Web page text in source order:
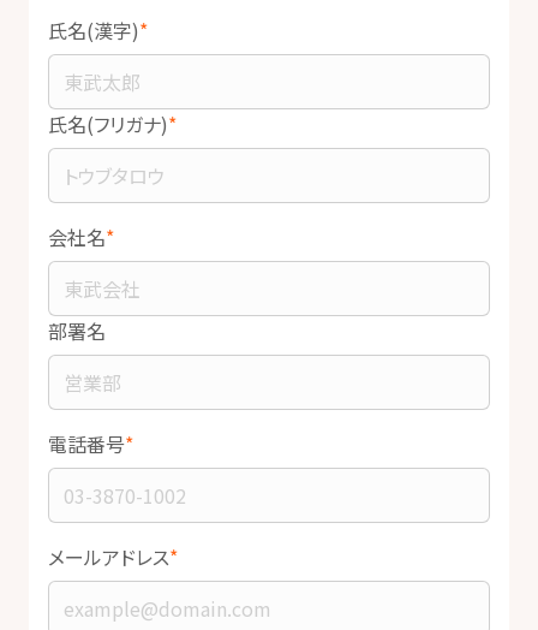
氏名(漢字)
氏名(フリガナ)
会社名
部署名
電話番号
メールアドレス